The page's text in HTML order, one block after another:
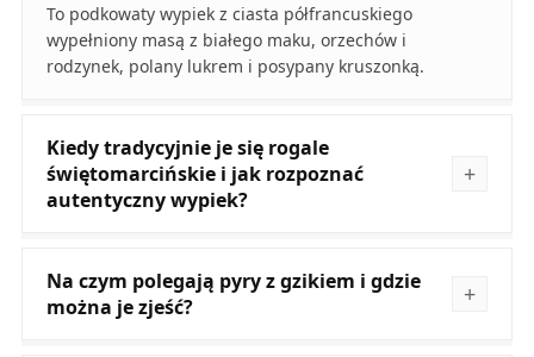
To podkowaty wypiek z ciasta półfrancuskiego
wypełniony masą z białego maku, orzechów i
rodzynek, polany lukrem i posypany kruszonką.
Kiedy tradycyjnie je się rogale
świętomarcińskie i jak rozpoznać
autentyczny wypiek?
Na czym polegają pyry z gzikiem i gdzie
można je zjeść?